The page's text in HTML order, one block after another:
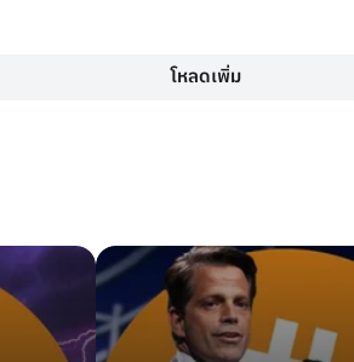
โหลดเพิ่ม